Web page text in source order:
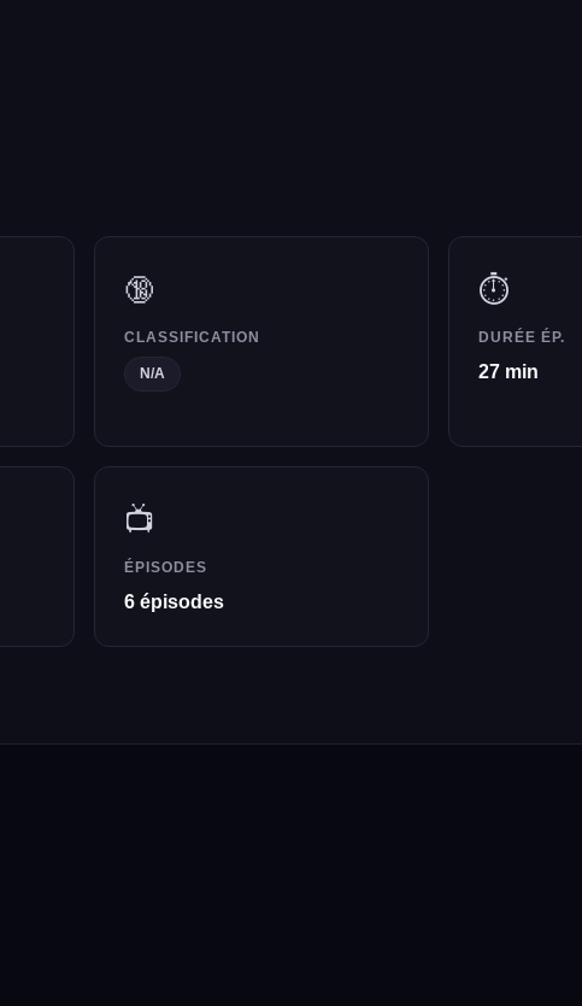
🔞
CLASSIFICATION
N/A
⏱️
DURÉE ÉP.
27 min
📺
ÉPISODES
6 épisodes